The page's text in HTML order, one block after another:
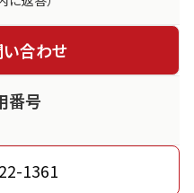
合わせ
番号
1361